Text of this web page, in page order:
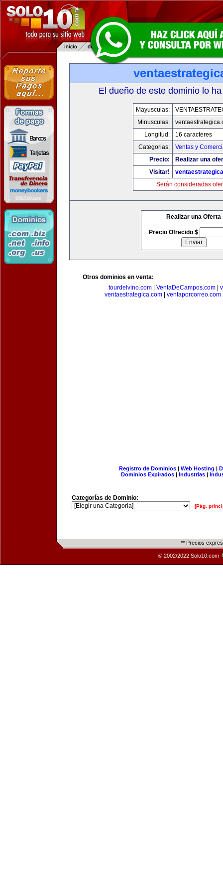
El dueño de este dominio lo
Mayusculas:
Minusculas:
Longitud:
16 caracteres
Categorias:
Ventas y
Precio:
Realizar una
Visitar!
Serán consideradas
Realizar una Oferta
Precio Ofrecido $
Otros dominios en venta:
tourdelvino.com| VentaDeCampos.com|
ventaestrategica.com| ventaporcorreo.com
Registro de Dominios| Web Hosting |
Dominios Expirados | Industrias |
Categorías de Dominio:
[Pág.
** Precios
© 2002/2022 Solo10.com